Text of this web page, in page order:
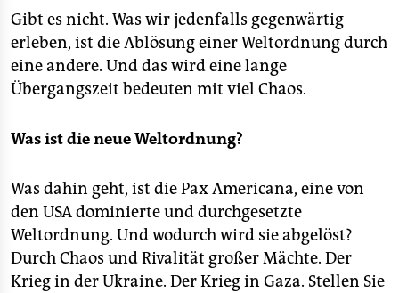
Gibt es nicht. Was wir jedenfalls gegenwärtig
erleben, ist die Ablösung einer Weltordnung durch
eine andere. Und das wird eine lange
Übergangszeit bedeuten mit viel Chaos.
Was ist die neue Weltordnung?
Was dahin geht, ist die Pax Americana, eine von
den USA dominierte und durchgesetzte
Weltordnung. Und wodurch wird sie abgelöst?
Durch Chaos und Rivalität großer Mächte. Der
Krieg in der Ukraine. Der Krieg in Gaza. Stellen Sie